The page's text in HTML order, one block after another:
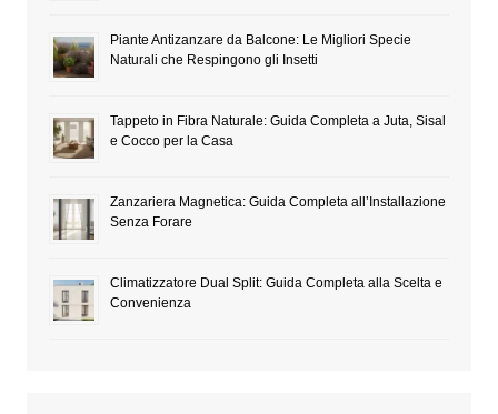
Piante Antizanzare da Balcone: Le Migliori Specie
Naturali che Respingono gli Insetti
Tappeto in Fibra Naturale: Guida Completa a Juta, Sisal
e Cocco per la Casa
Zanzariera Magnetica: Guida Completa all’Installazione
Senza Forare
Climatizzatore Dual Split: Guida Completa alla Scelta e
Convenienza